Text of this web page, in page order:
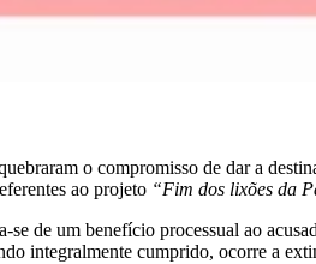
o compromisso de dar a
ao projeto “Fim dos lixões da
se de um benefício processual ao
integralmente cumprido, ocorre a